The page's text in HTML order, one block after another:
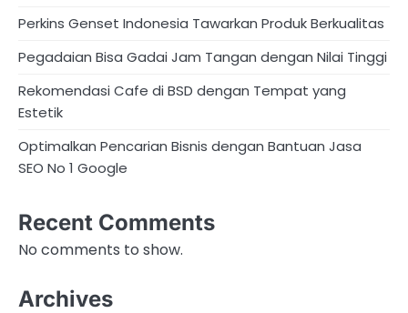
a
t
i
n
Perkins Genset Indonesia Tawarkan Produk Berkualitas
Pegadaian Bisa Gadai Jam Tangan dengan Nilai Tinggi
Rekomendasi Cafe di BSD dengan Tempat yang
Estetik
Optimalkan Pencarian Bisnis dengan Bantuan Jasa
SEO No 1 Google
Recent Comments
No comments to show.
Archives